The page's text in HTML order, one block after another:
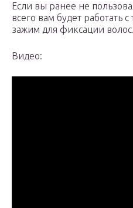
Если вы ранее не
всего вам будет работать
зажим для фиксации волос.
Видео: